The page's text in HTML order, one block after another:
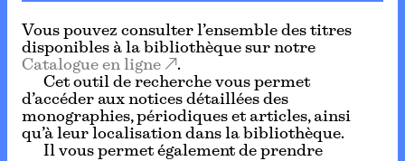
Vous pouvez consulter l’ensemble des titres
disponibles à la bibliothèque sur notre
Catalogue en ligne
.
Cet outil de recherche vous permet
d’accéder aux notices détaillées des
monographies, périodiques et articles, ainsi
qu’à leur localisation dans la bibliothèque.
Il vous permet également de prendre